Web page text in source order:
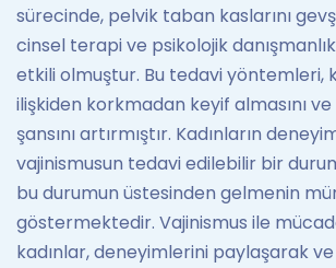
sürecinde, pelvik taban kaslarını
cinsel terapi ve psikolojik
etkili olmuştur. Bu tedavi yöntemleri,
ilişkiden korkmadan keyif almasını
şansını artırmıştır. Kadınların
vajinismusun tedavi edilebilir bir
bu durumun üstesinden gelmenin
göstermektedir. Vajinismus ile
kadınlar, deneyimlerini paylaşarak